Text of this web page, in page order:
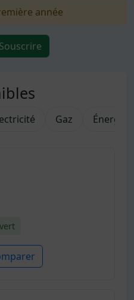
année
Souscrire
Gaz